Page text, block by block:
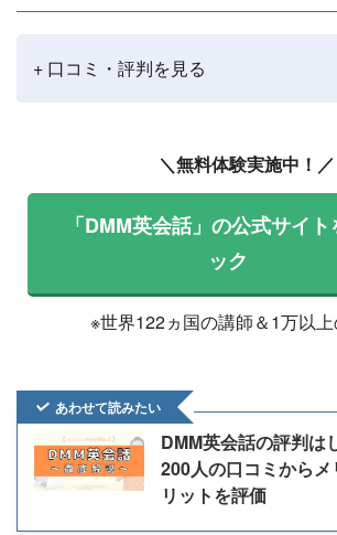
+ 口コミ・評判を見る
＼無料体験実施中！／
「DMM英会話」の公式サイ
ック
※世界122ヵ国の講師＆1万以上
あわせて読みたい
DMM英会話の評判は
200人の口コミからメ
リットを評価